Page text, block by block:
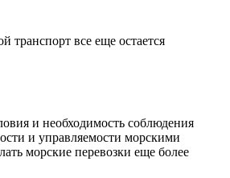
транспорт все еще остается
и необходимость соблюдения
и управляемости морскими
морские перевозки еще более